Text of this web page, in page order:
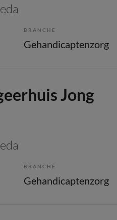
BRANCHE
Gehandicaptenzorg
Jong
BRANCHE
Gehandicaptenzorg